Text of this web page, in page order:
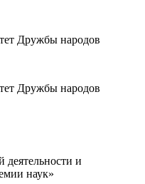
Дружбы народов
Дружбы народов
и
наук»